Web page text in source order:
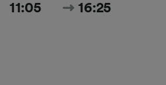
11:05 16:25